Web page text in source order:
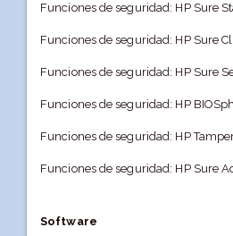
Funciones de seguridad: HP Sure
Funciones de seguridad: HP Sure
Funciones de seguridad: HP Sure
Funciones de seguridad: HP
Funciones de seguridad: HP
Funciones de seguridad: HP Sure
Software